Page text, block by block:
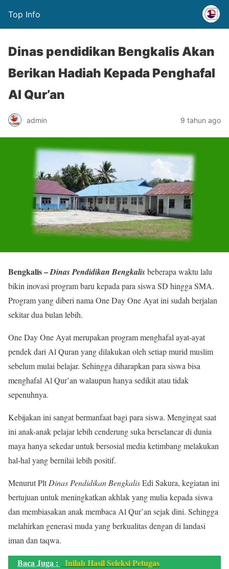
Top Info
Dinas pendidikan Bengkalis Akan
Berikan Hadiah Kepada Penghafal
Al Qur’an
admin 9 tahun ago
Bengkalis –Dinas Pendidikan Bengkalisbeberapa waktu lalu
bikin inovasi program baru kepada para siswa SD hingga SMA.
Program yang diberi nama One Day One Ayat ini sudah berjalan
sekitar dua bulan lebih.
One Day One Ayat merupakan program menghafal ayat-ayat
pendek dari Al Quran yang dilakukan oleh setiap murid muslim
sebelum mulai belajar. Sehingga diharapkan para siswa bisa
menghafal Al Qur’an walaupun hanya sedikit atau tidak
sepenuhnya.
Kebijakan ini sangat bermanfaat bagi para siswa. Mengingat saat
ini anak-anak pelajar lebih cenderung suka berselancar di dunia
maya hanya sekedar untuk bersosial media ketimbang melakukan
hal-hal yang bernilai lebih positif.
Menurut PltDinas Pendidikan BengkalisEdi Sakura, kegiatan ini
bertujuan untuk meningkatkan akhlak yang mulia kepada siswa
dan membiasakan anak membaca Al Qur’an sejak dini. Sehingga
melahirkan generasi muda yang berkualitas dengan di landasi
iman dan taqwa.
Baca Juga :
Inilah Hasil Seleksi Petugas